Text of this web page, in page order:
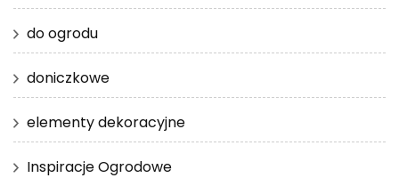
do ogrodu
doniczkowe
elementy dekoracyjne
Inspiracje Ogrodowe